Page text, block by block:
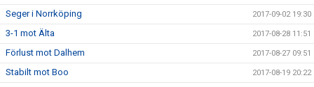
Seger i Norrköping 2017-09-02 19:30
3-1 mot Älta 2017-08-28 11:51
Förlust mot Dalhem 2017-08-27 09:51
Stabilt mot Boo 2017-08-19 20:22